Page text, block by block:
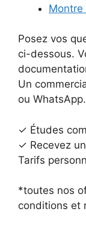
Montre
Posez vos
ci-dessous.
Un
ou WhatsApp.
✓ Études
✓ Recevez
Tarifs
*toutes nos
conditions et